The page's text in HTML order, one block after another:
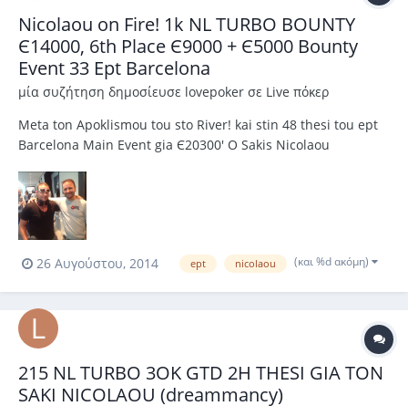
Nicolaou on Fire! 1k NL TURBO BOUNTY
Є14000, 6th Place Є9000 + Є5000 Bounty
Event 33 Ept Barcelona
μία συζήτηση δημοσίευσε lovepoker σε Live πόκερ
Meta ton Apoklismou tou sto River! kai stin 48 thesi tou ept
Barcelona Main Event gia Є20300' O Sakis Nicolaou
NL Turbo Bounty Ept opou itan kai stin lista anamonis gia
mia ora peripou. Termatise stin 7 thesi tou final table gia
Є9...
26 Αυγούστου, 2014 ept nicolaou (και %d ακόμη)
215 NL TURBO 3OK GTD 2H THESI GIA TON
SAKI NICOLAOU (dreammancy)